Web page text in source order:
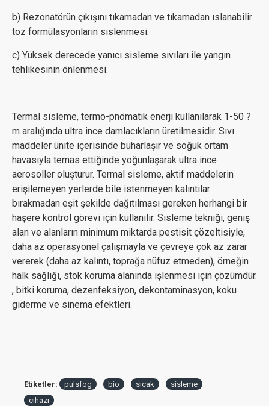
b) Rezonatörün çıkışını tıkamadan ve tıkamadan ıslanabilir
toz formülasyonların sislenmesi.
c) Yüksek derecede yanıcı sisleme sıvıları ile yangın
tehlikesinin önlenmesi.
Termal sisleme, termo-pnömatik enerji kullanılarak 1-50 ?
m aralığında ultra ince damlacıkların üretilmesidir. Sıvı
maddeler ünite içerisinde buharlaşır ve soğuk ortam
havasıyla temas ettiğinde yoğunlaşarak ultra ince
aerosoller oluşturur. Termal sisleme, aktif maddelerin
erişilemeyen yerlerde bile istenmeyen kalıntılar
bırakmadan eşit şekilde dağıtılması gereken herhangi bir
haşere kontrol görevi için kullanılır. Sisleme tekniği, geniş
alan ve alanların minimum miktarda pestisit çözeltisiyle,
daha az operasyonel çalışmayla ve çevreye çok az zarar
vererek (daha az kalıntı, toprağa nüfuz etmeden), örneğin
halk sağlığı, stok koruma alanında işlenmesi için çözümdür.
, bitki koruma, dezenfeksiyon, dekontaminasyon, koku
giderme ve sinema efektleri.
Etiketler: pulsfog bio sıcak
sisleme
cihazı